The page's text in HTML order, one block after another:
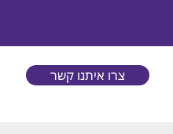
צרו איתנו קשר